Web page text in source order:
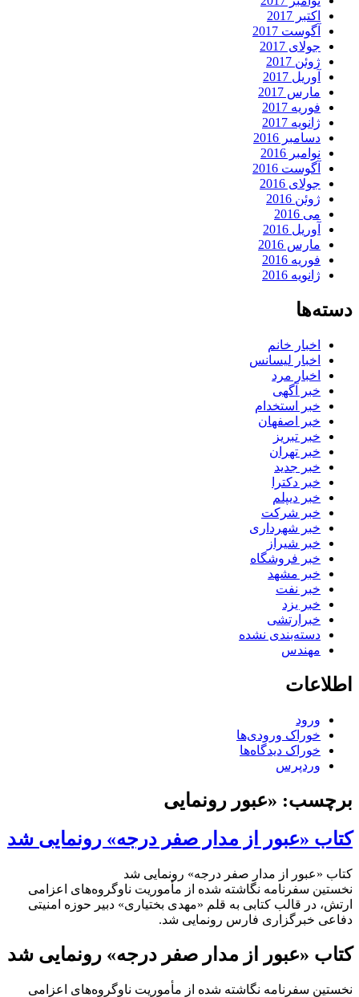
اکتبر 2017
آگوست 2017
جولای 2017
ژوئن 2017
آوریل 2017
مارس 2017
فوریه 2017
ژانویه 2017
دسامبر 2016
نوامبر 2016
آگوست 2016
جولای 2016
ژوئن 2016
می 2016
آوریل 2016
مارس 2016
فوریه 2016
ژانویه 2016
دسته‌ها
اخبار خانم
اخبار لیسانس
اخبار مرد
خبر آگهی
خبر استخدام
خبر اصفهان
خبر تبریز
خبر تهران
خبر جدید
خبر دکترا
خبر دیپلم
خبر شرکت
خبر شهرداری
خبر شیراز
خبر فروشگاه
خبر مشهد
خبر نفت
خبر یزد
خبرارتشی
دسته‌بندی نشده
مهندس
اطلاعات
ورود
خوراک ورودی‌ها
خوراک دیدگاه‌ها
وردپرس
برچسب: «عبور رونمایی
کتاب «عبور از مدار صفر درجه» رونمایی شد
کتاب «عبور از مدار صفر درجه» رونمایی شد
نخستین سفرنامه نگاشته شده از مأموریت ناوگروه‌های اعزامی
ارتش، در قالب کتابی به قلم «مهدی بختیاری» دبیر حوزه امنیتی
دفاعی خبرگزاری فارس رونمایی شد.
کتاب «عبور از مدار صفر درجه» رونمایی شد
نخستین سفرنامه نگاشته شده از مأموریت ناوگروه‌های اعزامی